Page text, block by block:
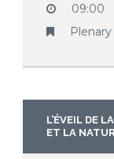
09:00
Plenary
L’ÉVEIL DE
ET LA